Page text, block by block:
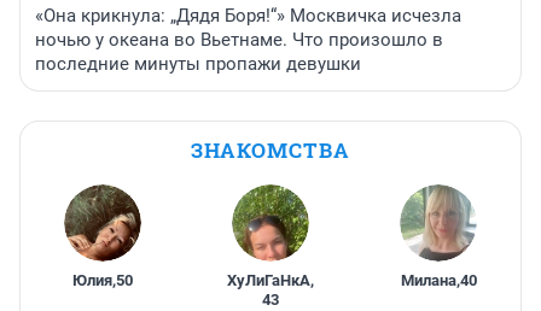
«Она крикнула: „Дядя Боря!“» Москвичка исчезла
ночью у океана во Вьетнаме. Что произошло в
последние минуты пропажи девушки
ЗНАКОМСТВА
Юлия,50 ХуЛиГаНкА,
43
Милана,40